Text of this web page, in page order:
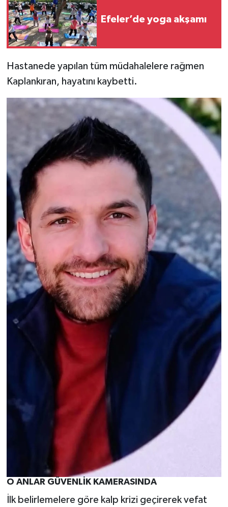
Efeler’de yoga akşamı
Hastanede yapılan tüm müdahalelere rağmen
Kaplankıran, hayatını kaybetti.
O ANLAR GÜVENLİK KAMERASINDA
İlk belirlemelere göre kalp krizi geçirerek vefat